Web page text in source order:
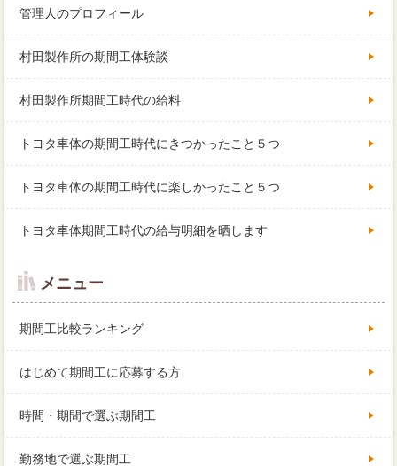
管理人のプロフィール
村田製作所の期間工体験談
村田製作所期間工時代の給料
トヨタ車体の期間工時代にきつかったこと５つ
トヨタ車体の期間工時代に楽しかったこと５つ
トヨタ車体期間工時代の給与明細を晒します
メニュー
期間工比較ランキング
はじめて期間工に応募する方
時間・期間で選ぶ期間工
勤務地で選ぶ期間工